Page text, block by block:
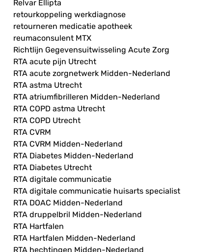
Relvar Ellipta
retourkoppeling werkdiagnose
retourneren medicatie apotheek
reumaconsulent MTX
Richtlijn Gegevensuitwisseling Acute Zorg
RTA acute pijn Utrecht
RTA acute zorgnetwerk Midden-Nederland
RTA astma Utrecht
RTA atriumfibrilleren Midden-Nederland
RTA COPD astma Utrecht
RTA COPD Utrecht
RTA CVRM
RTA CVRM Midden-Nederland
RTA Diabetes Midden-Nederland
RTA Diabetes Utrecht
RTA digitale communicatie
RTA digitale communicatie huisarts specialist
RTA DOAC Midden-Nederland
RTA druppelbril Midden-Nederland
RTA Hartfalen
RTA Hartfalen Midden-Nederland
RTA hechtingen Midden-Nederland